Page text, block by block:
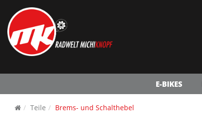
E-BIKES
Teile Brems- und Schalthebel